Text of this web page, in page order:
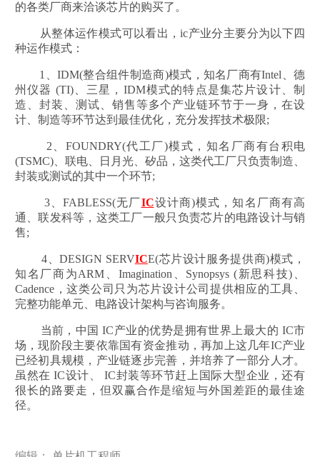
的各类厂商来洽谈芯片的购买了。
从整体运作模式可以看出，ic产业分主要分为以下四
种运作模式：
1、IDM(整合组件制造商)模式，知名厂商有Intel、德
州仪器 (TI)、三星，IDM模式的特点是集芯片设计、制
造、封装、测试、销售等多个产业链环节于一身，在设
计、制造等环节达到最佳优化，充分发挥技术极限;
2、FOUNDRY(代工厂)模式，知名厂商有台积电
(TSMC)、联电、日月光、矽品，这类代工厂只负责制造、
封装或测试的其中一个环节;
3、FABLESS(无厂IC设计商)模式，知名厂商有高
通、联发科等，这类工厂一般只负责芯片的电路设计与销
售;
4、DESIGN SERVICE(芯片设计服务提供商)模式，
知名厂商为ARM、Imagination、Synopsys (新思科技)、
Cadence，这类公司只为芯片设计公司提供相应的工具、
完整功能单元、电路设计架构与咨询服务。
当前，中国 IC产业的优势是拥有世界上最大的 IC市
场，现阶段主要依靠国有资金推动，再加上这几年IC产业
已经初具规模，产业链逐步完善，并培养了一部分人才。
虽然在 IC设计、 IC封装等环节赶上国际大型企业，还有
很长的路要走，但双赢合作是缩短与外国差距的最佳途
径。